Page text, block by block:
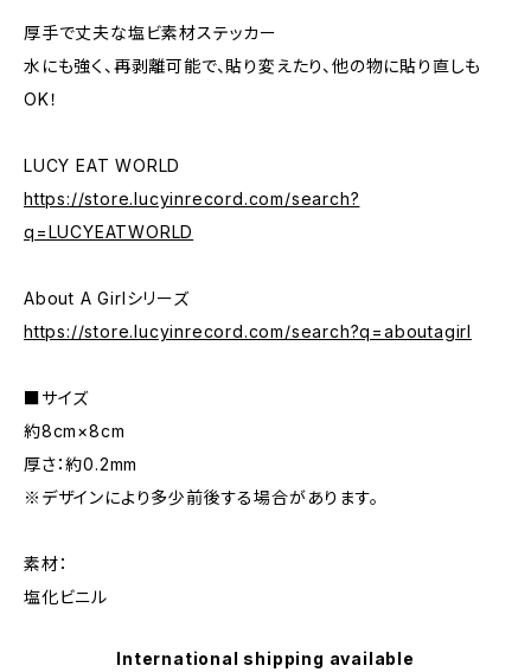
厚手で丈夫な塩ビ素材ステッカー
水にも強く、再剥離可能で、貼り変えたり、他の物に貼り直しも
OK！
LUCY EAT WORLD
https://store.lucyinrecord.com/search?
q=LUCYEATWORLD
About A Girlシリーズ
https://store.lucyinrecord.com/search?q=aboutagirl
■サイズ
約8cm×8cm
厚さ：約0.2mm
※デザインにより多少前後する場合があります。
素材：
塩化ビニル
International shipping available